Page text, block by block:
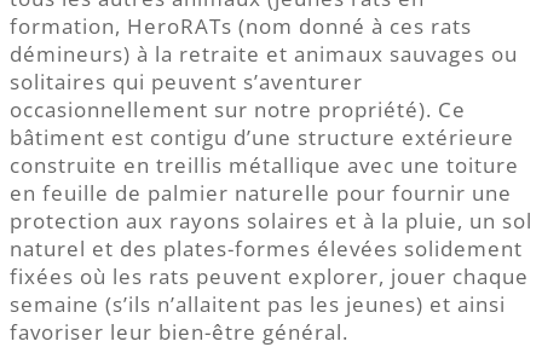
formation, HeroRATs (nom donné à ces rats
démineurs) à la retraite et animaux sauvages ou
solitaires qui peuvent s’aventurer
occasionnellement sur notre propriété). Ce
bâtiment est contigu d’une structure extérieure
construite en treillis métallique avec une toiture
en feuille de palmier naturelle pour fournir une
protection aux rayons solaires et à la pluie, un sol
naturel et des plates-formes élevées solidement
fixées où les rats peuvent explorer, jouer chaque
semaine (s’ils n’allaitent pas les jeunes) et ainsi
favoriser leur bien-être général.